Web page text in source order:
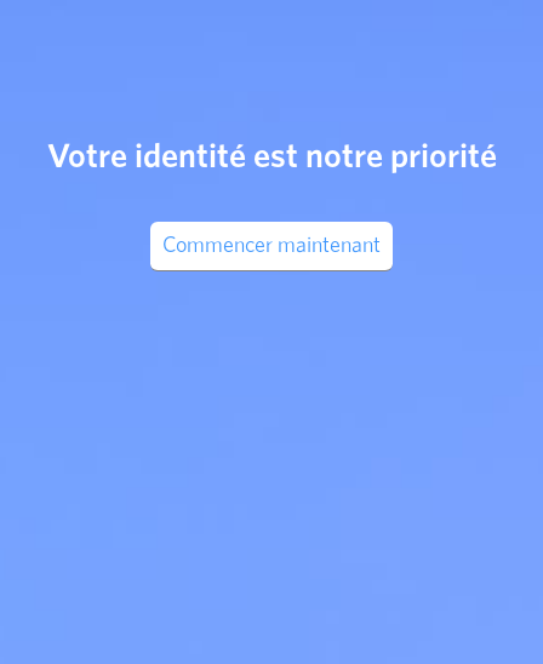
Votre identité est notre priorité
Commencer maintenant